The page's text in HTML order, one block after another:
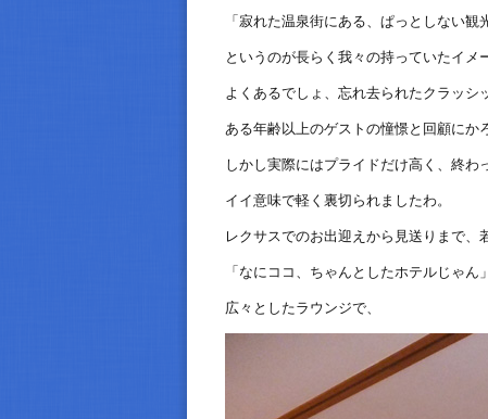
「寂れた温泉街にある、ぱっとしない観
というのが長らく我々の持っていたイメ
よくあるでしょ、忘れ去られたクラッシ
ある年齢以上のゲストの憧憬と回顧にか
しかし実際にはプライドだけ高く、終わ
イイ意味で軽く裏切られましたわ。
レクサスでのお出迎えから見送りまで、
「なにココ、ちゃんとしたホテルじゃん
広々としたラウンジで、